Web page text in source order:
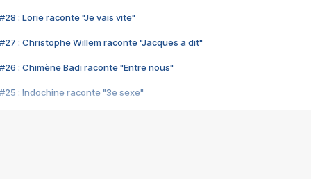
#28 : Lorie raconte "Je vais vite"
#27 : Christophe Willem raconte "Jacques a dit"
#26 : Chimène Badi raconte "Entre nous"
#25 : Indochine raconte "3e sexe"